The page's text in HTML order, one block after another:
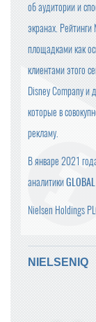
об аудитории и
экранах.
площадками как
клиентами этого
Disney Company и
которые в
рекламу.
В январе 2021
аналитики
Nielsen Holdings
NIELSENIQ